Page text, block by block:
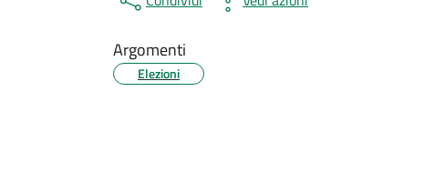
Argomenti
Elezioni